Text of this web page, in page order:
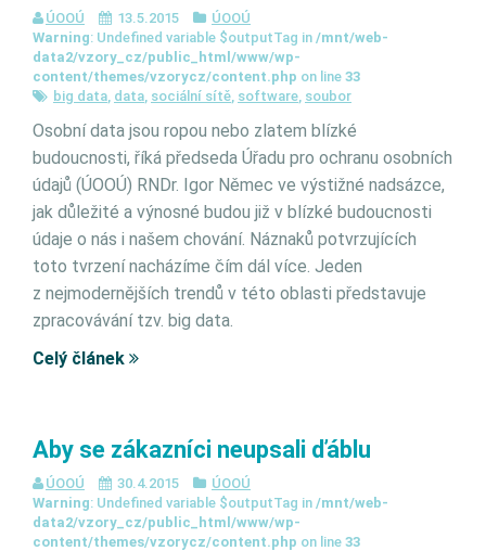
ÚOOÚ 13.5.2015
ÚOOÚ
Warning: Undefined variable $outputTag in /mnt/web-
data2/vzory_cz/public_html/www/wp-
content/themes/vzorycz/content.php on line 33
big data, data, sociální sítě, software, soubor
Osobní data jsou ropou nebo zlatem blízké
budoucnosti, říká předseda Úřadu pro ochranu osobních
údajů (ÚOOÚ) RNDr. Igor Němec ve výstižné nadsázce,
jak důležité a výnosné budou již v blízké budoucnosti
údaje o nás i našem chování. Náznaků potvrzujících
toto tvrzení nacházíme čím dál více. Jeden
z nejmodernějších trendů v této oblasti představuje
zpracovávání tzv. big data.
Celý článek
Aby se zákazníci neupsali ďáblu
ÚOOÚ 30.4.2015
ÚOOÚ
Warning: Undefined variable $outputTag in /mnt/web-
data2/vzory_cz/public_html/www/wp-
content/themes/vzorycz/content.php on line 33